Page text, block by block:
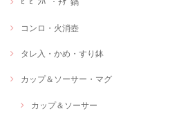
コンロ・火消壺
タレ入・かめ・すり鉢
カップ＆ソーサー・マグ
カップ＆ソーサー